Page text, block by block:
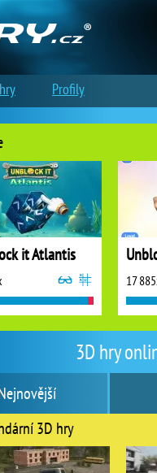
3D hry
3D hry
it Atlantis
17
Profily